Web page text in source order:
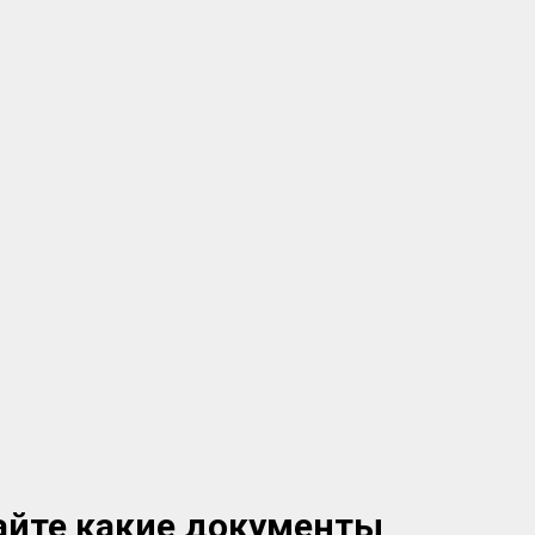
какие документы